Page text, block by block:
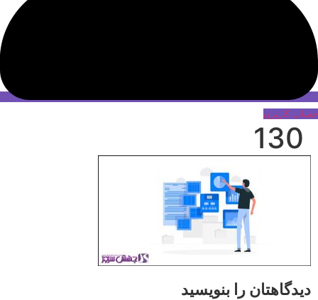
حساب کاربری
130
دیدگاهتان را بنویسید